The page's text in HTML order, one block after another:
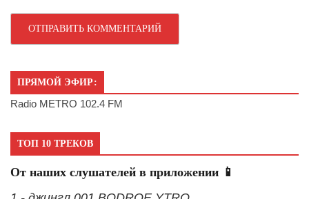
ПРЯМОЙ ЭФИР:
Radio METRO 102.4 FM
ТОП 10 ТРЕКОВ
От наших слушателей в приложении 📱